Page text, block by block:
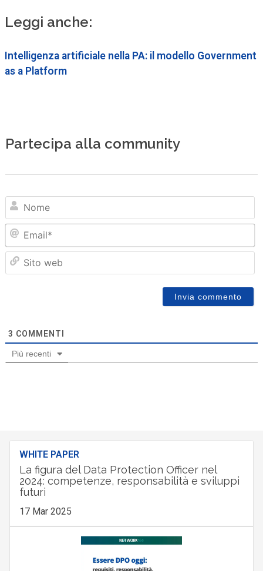
Leggi anche:
Intelligenza artificiale nella PA: il modello Government
as a Platform
Partecipa alla community
3 COMMENTI
Più recenti
WHITE PAPER
La figura del Data Protection Officer nel
2024: competenze, responsabilità e sviluppi
futuri
17 Mar 2025